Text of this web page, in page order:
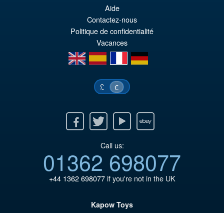
PRÉ COMMANDE
Aide
Contactez-nous
Politique de confidentialité
Vacances
en
es fr de
£ €
Twitter Youtube Ebay
Call us:
01362 698077
+44 1362 698077if you're not in the UK
Kapow Toys